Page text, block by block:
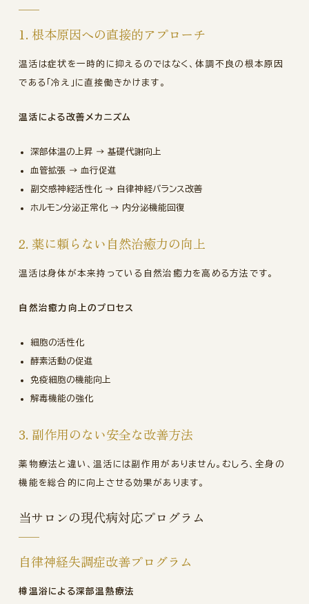
1. 根本原因への直接的アプローチ
温活は症状を一時的に抑えるのではなく、体調不良の根本原因
である「冷え」に直接働きかけます。
温活による改善メカニズム
深部体温の上昇 → 基礎代謝向上
血管拡張 → 血行促進
副交感神経活性化 → 自律神経バランス改善
ホルモン分泌正常化 → 内分泌機能回復
2. 薬に頼らない自然治癒力の向上
温活は身体が本来持っている自然治癒力を高める方法です。
自然治癒力向上のプロセス
細胞の活性化
酵素活動の促進
免疫細胞の機能向上
解毒機能の強化
3. 副作用のない安全な改善方法
薬物療法と違い、温活には副作用がありません。むしろ、全身の
機能を総合的に向上させる効果があります。
当サロンの現代病対応プログラム
自律神経失調症改善プログラム
樽温浴による深部温熱療法